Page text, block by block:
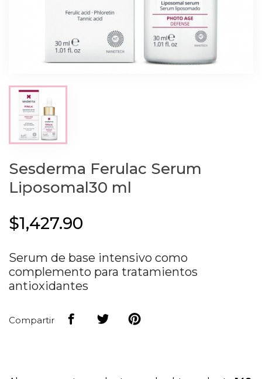
Sesderma Ferulac Serum
Liposomal30 ml
$1,427.90
Serum de base intensivo como
complemento para tratamientos
antioxidantes
Compartir